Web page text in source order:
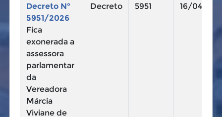
Decreto N°
5951/2026
Fica
exonerada a
assessora
parlamentar
da
Vereadora
Márcia
Viviane de
Decreto 5951 16/04/